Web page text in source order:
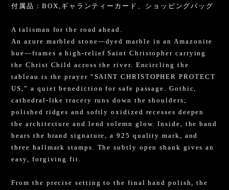
付属品：BOX,ギャランティーカード、ショッピングバッグ
A talisman for the road ahead.
An azure marbled stone—dyed marble in an Amazonite
hue—frames a high-relief Saint Christopher carrying
the Christ Child across the river. Encircling the
tableau is the prayer “SAINT CHRISTOPHER PROTECT
US,” a quiet benediction for safe passage. Gothic,
cathedral-like tracery runs down the shoulders;
polished ridges and softly oxidized recesses deepen
the architecture and lend solemn glow. Inside, the band
bears the brand signature, a 925 quality mark, and
three hallmark stamps. The subtly open shank gives an
easy, forgiving fit.
From the precise setting to the final hand polish, the